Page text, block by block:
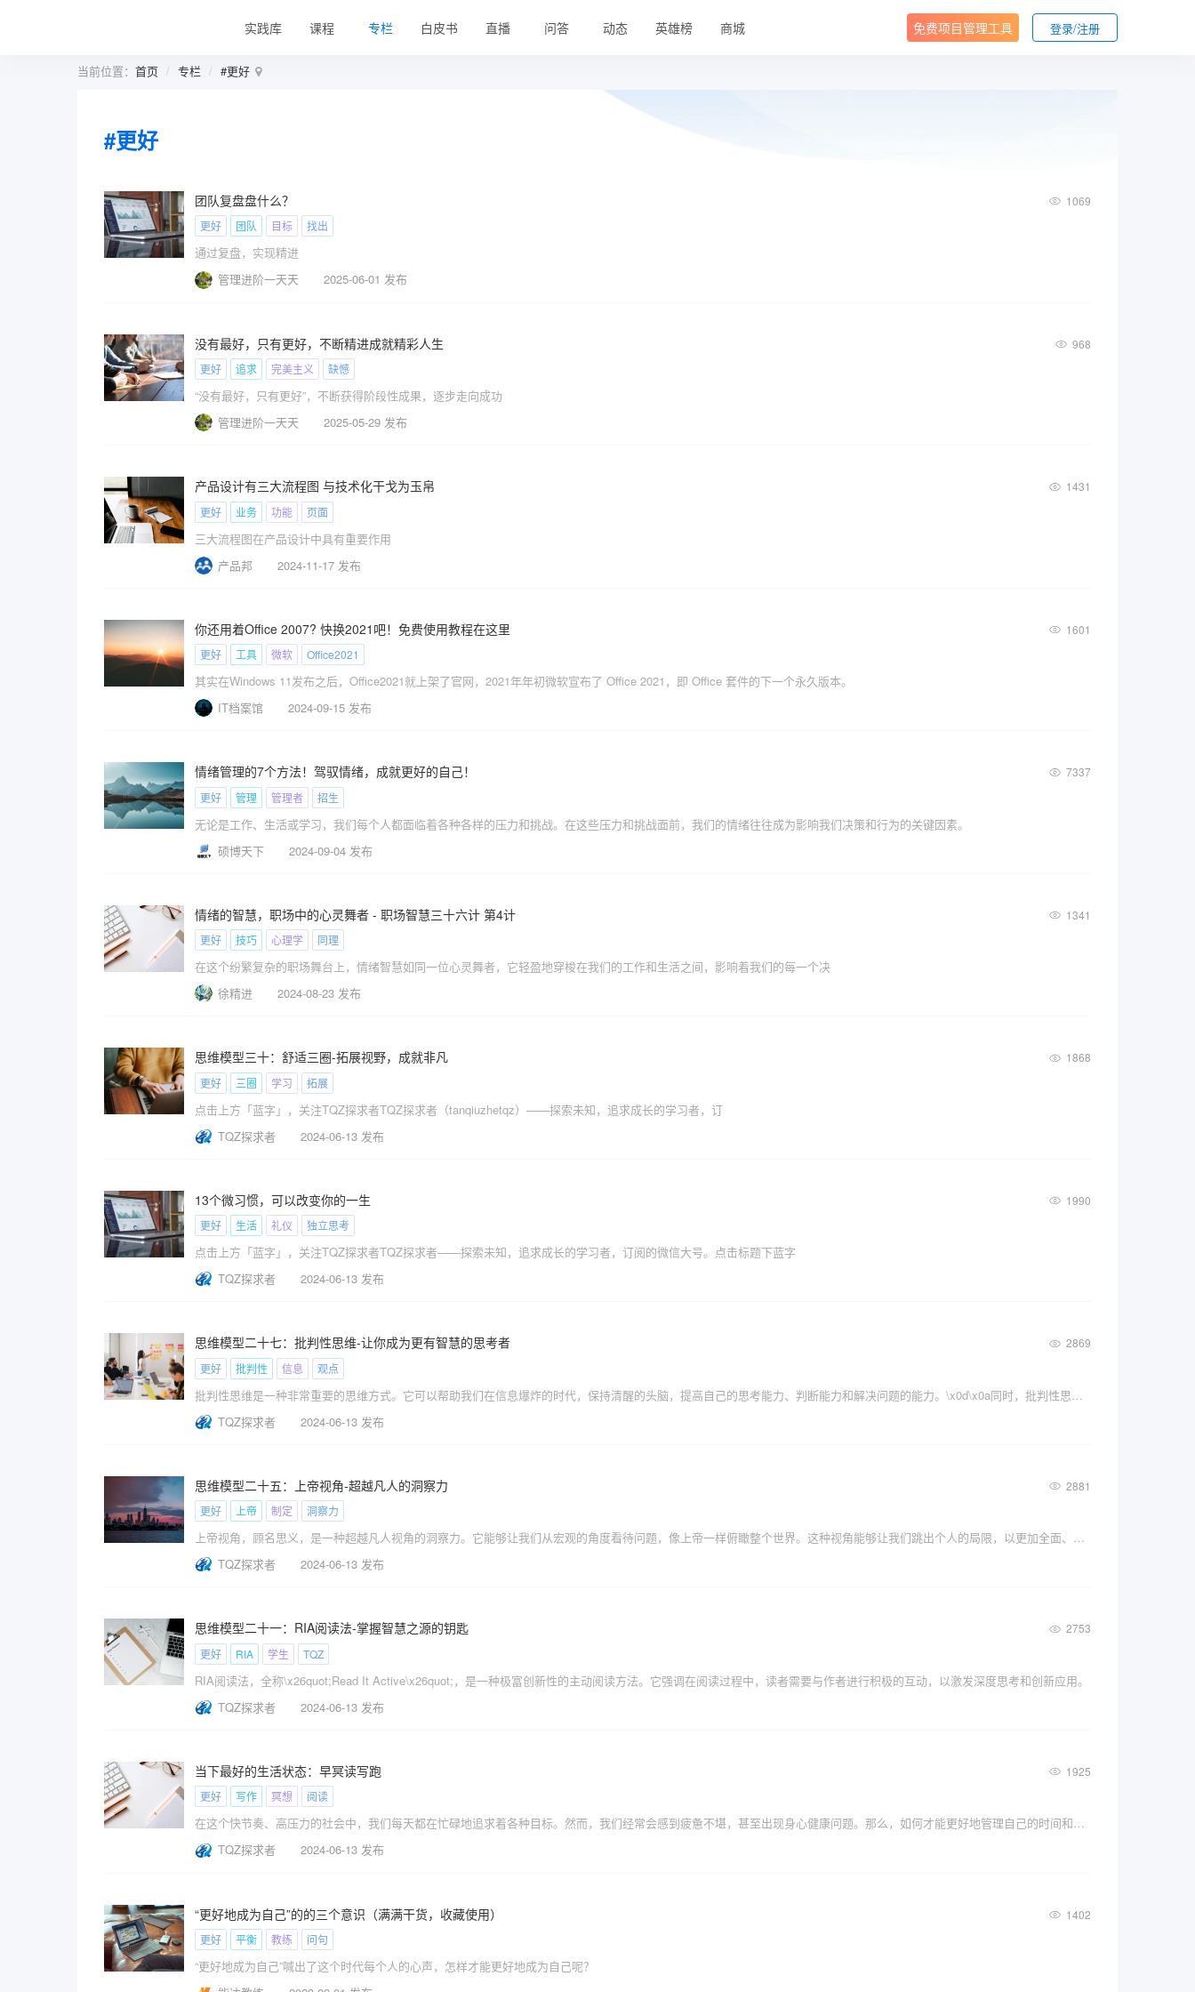
实践库 课程 专栏 白皮书 直播 问答 动态 英雄榜 商城 免费项目管理工具 登录/注册
当前位置： 首页 专栏 #更好
#更好
团队复盘盘什么？
1069
更好
团队 目标 找出
通过复盘，实现精进
管理进阶一天天
2025-06-01 发布
没有最好，只有更好，不断精进成就精彩人生
968
更好
追求 完美主义 缺憾
“没有最好，只有更好”，不断获得阶段性成果，逐步走向成功
管理进阶一天天
2025-05-29 发布
产品设计有三大流程图 与技术化干戈为玉帛
1431
更好
业务 功能 页面
三大流程图在产品设计中具有重要作用
产品邦
2024-11-17 发布
你还用着Office 2007? 快换2021吧！免费使用教程在这里
1601
更好
工具 微软 Office2021
其实在Windows 11发布之后，Office2021就上架了官网，2021年年初微软宣布了 Office 2021，即 Office 套件的下一个永久版本。
IT档案馆
2024-09-15 发布
情绪管理的7个方法！驾驭情绪，成就更好的自己！
7337
更好
管理 管理者 招生
无论是工作、生活或学习，我们每个人都面临着各种各样的压力和挑战。在这些压力和挑战面前，我们的情绪往往成为影响我们决策和行为的关键因素。
硕博天下
2024-09-04 发布
情绪的智慧，职场中的心灵舞者 - 职场智慧三十六计 第4计
1341
更好
技巧 心理学 同理
在这个纷繁复杂的职场舞台上，情绪智慧如同一位心灵舞者，它轻盈地穿梭在我们的工作和生活之间，影响着我们的每一个决
徐精进
2024-08-23 发布
思维模型三十：舒适三圈-拓展视野，成就非凡
1868
更好
三圈 学习 拓展
点击上方「蓝字」，关注TQZ探求者TQZ探求者（tanqiuzhetqz）——探索未知，追求成长的学习者，订
TQZ探求者
2024-06-13 发布
13个微习惯，可以改变你的一生
1990
更好
生活 礼仪 独立思考
点击上方「蓝字」，关注TQZ探求者TQZ探求者——探索未知，追求成长的学习者，订阅的微信大号。点击标题下蓝字
TQZ探求者
2024-06-13 发布
思维模型二十七：批判性思维-让你成为更有智慧的思考者
2869
更好
批判性 信息 观点
批判性思维是一种非常重要的思维方式。它可以帮助我们在信息爆炸的时代，保持清醒的头脑，提高自己的思考能力、判断能力和解决问题的能力。\x0d\x0a同时，批判性思维还可以帮助我们，更好地与他人进行有效的交流和合作。
TQZ探求者
2024-06-13 发布
思维模型二十五：上帝视角-超越凡人的洞察力
2881
更好
上帝 制定 洞察力
上帝视角，顾名思义，是一种超越凡人视角的洞察力。它能够让我们从宏观的角度看待问题，像上帝一样俯瞰整个世界。这种视角能够让我们跳出个人的局限，以更加全面、客观的态度去认识和理解问题。
TQZ探求者
2024-06-13 发布
思维模型二十一：RIA阅读法-掌握智慧之源的钥匙
2753
更好
RIA 学生 TQZ
​RIA阅读法，全称\x26quot;Read It Active\x26quot;，是一种极富创新性的主动阅读方法。它强调在阅读过程中，读者需要与作者进行积极的互动，以激发深度思考和创新应用。
TQZ探求者
2024-06-13 发布
当下最好的生活状态：早冥读写跑
1925
更好
写作 冥想 阅读
在这个快节奏、高压力的社会中，我们每天都在忙碌地追求着各种目标。然而，我们经常会感到疲惫不堪，甚至出现身心健康问题。那么，如何才能更好地管理自己的时间和精力，保持身心健康呢？答案就是“早冥读写跑”。
TQZ探求者
2024-06-13 发布
“更好地成为自己”的的三个意识（满满干货，收藏使用）
1402
更好
平衡 教练 问句
“更好地成为自己”喊出了这个时代每个人的心声，怎样才能更好地成为自己呢？